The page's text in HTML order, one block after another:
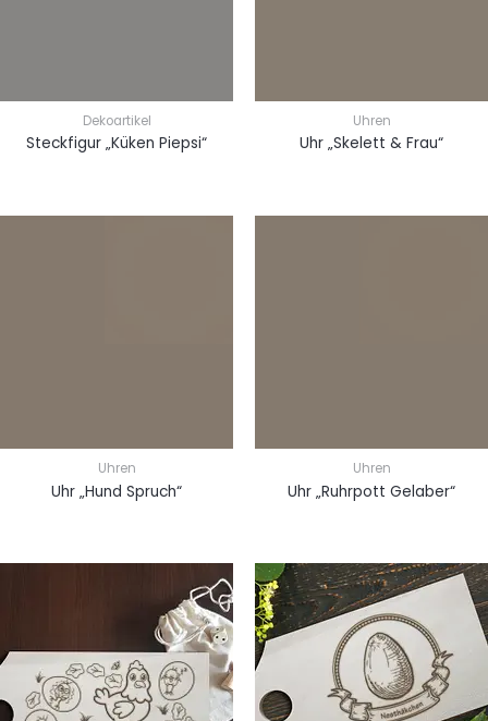
Dekoartikel
Steckfigur „Küken Piepsi“
Uhren
Uhr „Skelett & Frau“
Uhren
Uhr „Hund Spruch“
Uhren
Uhr „Ruhrpott Gelaber“